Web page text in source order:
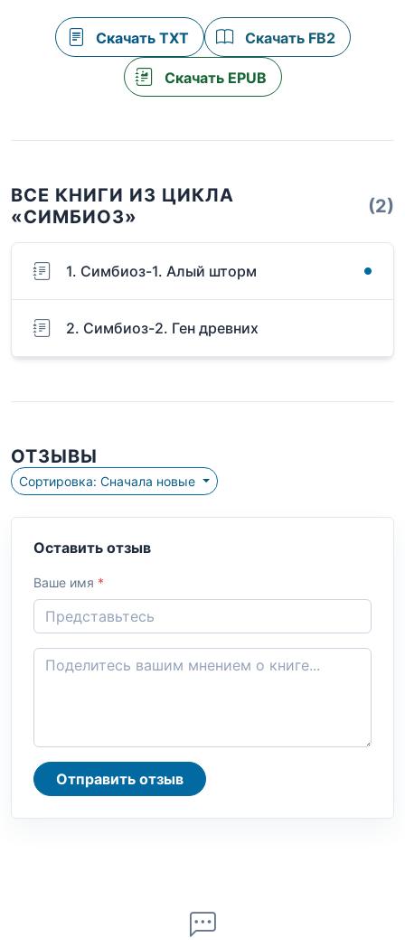
Скачать TXT Скачать FB2
Скачать EPUB
ВСЕ КНИГИ ИЗ ЦИКЛА
«СИМБИОЗ»
(2)
1. Симбиоз-1. Алый шторм
2. Симбиоз-2. Ген древних
ОТЗЫВЫ
Сортировка: Сначала новые
Оставить отзыв
Ваше имя *
Отправить отзыв